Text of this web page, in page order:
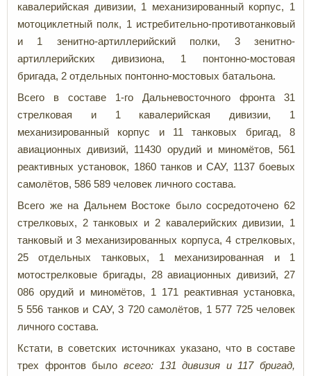
кавалерийская дивизии, 1 механизированный корпус, 1
мотоциклетный полк, 1 истребительно-противотанковый
и 1 зенитно-артиллерийский полки, 3 зенитно-
артиллерийских дивизиона, 1 понтонно-мостовая
бригада, 2 отдельных понтонно-мостовых батальона.
Всего в составе 1-го Дальневосточного фронта 31
стрелковая и 1 кавалерийская дивизии, 1
механизированный корпус и 11 танковых бригад, 8
авиационных дивизий, 11430 орудий и миномётов, 561
реактивных установок, 1860 танков и САУ, 1137 боевых
самолётов, 586 589 человек личного состава.
Всего же на Дальнем Востоке было сосредоточено 62
стрелковых, 2 танковых и 2 кавалерийских дивизии, 1
танковый и 3 механизированных корпуса, 4 стрелковых,
25 отдельных танковых, 1 механизированная и 1
мотострелковые бригады, 28 авиационных дивизий, 27
086 орудий и миномётов, 1 171 реактивная установка,
5 556 танков и САУ, 3 720 самолётов, 1 577 725 человек
личного состава.
Кстати, в советских источниках указано, что в составе
трех фронтов было всего: 131 дивизия и 117 бригад,